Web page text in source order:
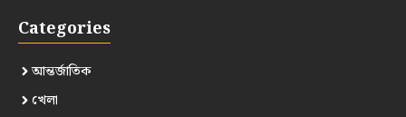
Categories
আন্তর্জাতিক
খেলা